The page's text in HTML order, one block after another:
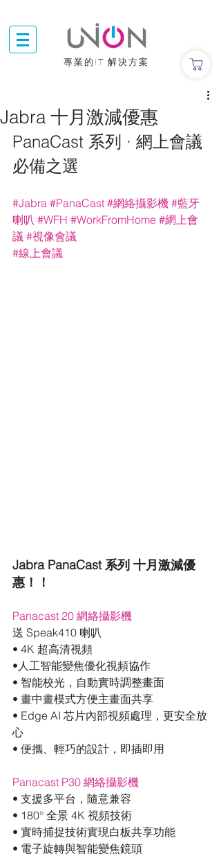
專業的IT 解決方案
Jabra 十月激減優惠
PanaCast 系列 · 網上會議
必備之選
#Jabra #PanaCast #網絡攝影機 #藍牙
喇叭 #WFH #WorkFromHome #網上會
議 #視像會議
#線上會議
Jabra PanaCast 系列 十月激減優
惠！！
Panacast 20 網絡攝影機
送 Speak410 喇叭
• 4K 超高清視頻
•人工智能變焦優化視頻協作
• 智能校光，自動實時調整畫面
• 畫中畫模式方便主畫面共享
• Edge AI 芯片內部視頻處理，更安全放
心
• 便攜、輕巧的設計，即插即用
Panacast P30 網絡攝影機
• 支援多平台，隨意兼容
• 180° 全景 4K 視頻技術
• 實時捕捉技術實現白板共享功能
• 電子旋轉與智能變焦鏡頭